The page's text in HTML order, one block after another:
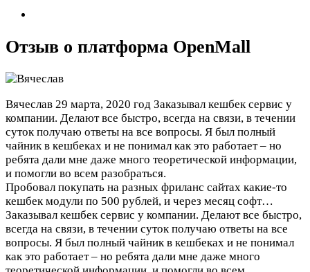
Отзыв о платформа OpenMall
Вячеслав 29 марта, 2020 год Заказывал кешбек сервис у
компании. Делают все быстро, всегда на связи, в течении
суток получаю ответы на все вопросы. Я был полный
чайник в кешбеках и не понимал как это работает – но
ребята дали мне даже много теоретической информации,
и помогли во всем разобраться.
Пробовал покупать на разных фриланс сайтах какие-то
кешбек модули по 500 рублей, и через месяц софт…
Заказывал кешбек сервис у компании. Делают все быстро,
всегда на связи, в течении суток получаю ответы на все
вопросы. Я был полный чайник в кешбеках и не понимал
как это работает – но ребята дали мне даже много